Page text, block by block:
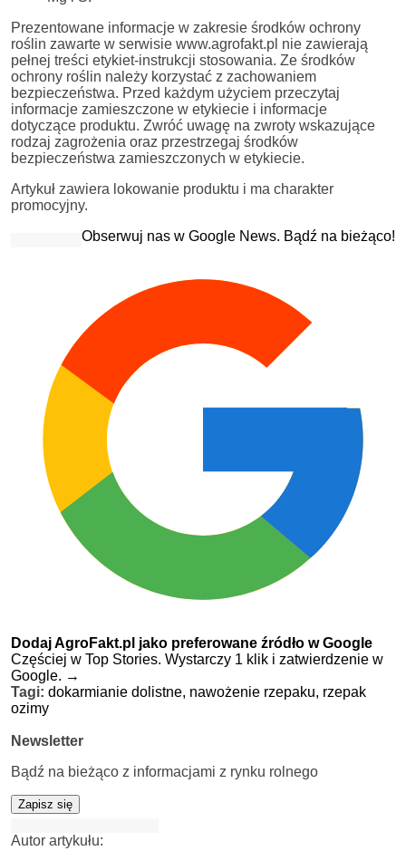
Prezentowane informacje w zakresie środków ochrony
roślin zawarte w serwisie www.agrofakt.pl nie zawierają
pełnej treści etykiet-instrukcji stosowania. Ze środków
ochrony roślin należy korzystać z zachowaniem
bezpieczeństwa. Przed każdym użyciem przeczytaj
informacje zamieszczone w etykiecie i informacje
dotyczące produktu. Zwróć uwagę na zwroty wskazujące
rodzaj zagrożenia oraz przestrzegaj środków
bezpieczeństwa zamieszczonych w etykiecie.
Artykuł zawiera lokowanie produktu i ma charakter
promocyjny.
Obserwuj nas w Google News. Bądź na bieżąco!
Dodaj AgroFakt.pl jako preferowane źródło w Google
Częściej w Top Stories. Wystarczy 1 klik i zatwierdzenie w
Google. →
Tagi: dokarmianie dolistne, nawożenie rzepaku, rzepak
ozimy
Newsletter
Bądź na bieżąco z informacjami z rynku rolnego
Zapisz się
Autor artykułu: